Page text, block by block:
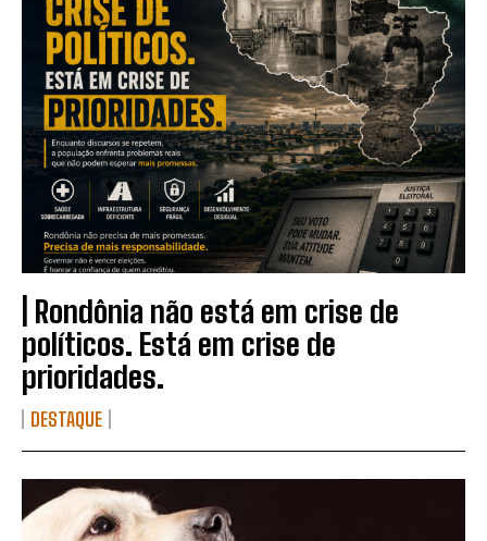
| Rondônia não está em crise de
políticos. Está em crise de
prioridades.
DESTAQUE